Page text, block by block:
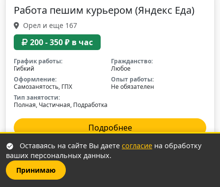
Работа пешим курьером (Яндекс Еда)
Орел и еще 167
200 - 350 ₽ в час
График работы:
Гибкий
Гражданство:
Любое
Оформление:
Самозанятость, ГПХ
Опыт работы:
Не обязателен
Тип занятости:
Полная, Частичная, Подработка
Подробнее
Все вакансии в Яндекс Еда —
Оставаясь на сайте Вы даете согласие на обработку
ваших персональных данных.
Принимаю